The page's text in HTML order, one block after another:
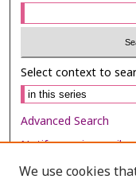
Select context to
Advanced Search
Notify me via email
We use cookies